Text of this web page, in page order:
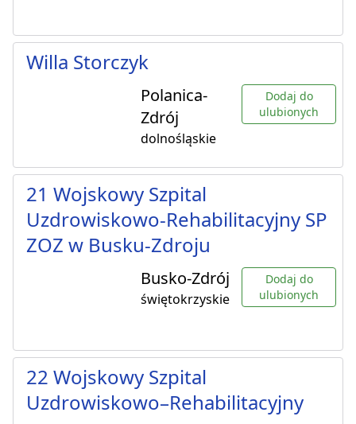
Willa Storczyk
Polanica-
Zdrój
dolnośląskie
Dodaj do
ulubionych
21 Wojskowy Szpital
Uzdrowiskowo-Rehabilitacyjny SP
ZOZ w Busku-Zdroju
Busko-Zdrój
świętokrzyskie
Dodaj do
ulubionych
22 Wojskowy Szpital
Uzdrowiskowo–Rehabilitacyjny